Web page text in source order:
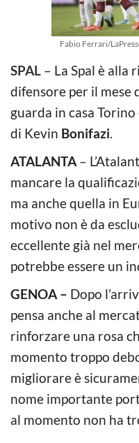
Fabio Ferrari/
SPAL – La Spal è alla
difensore per il mese
guarda in casa
di Kevin Bonifazi.
ATALANTA –
mancare la
ma anche quella in
motivo non è da
eccellente già nel
potrebbe essere un
GENOA – Dopo
pensa anche al
rinforzare una rosa
momento troppo
migliorare è
nome importante
al momento non ha